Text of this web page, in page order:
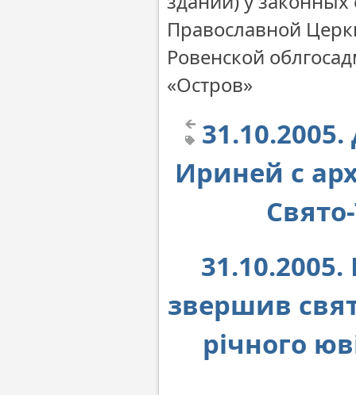
Православной
Ровенской
«Остров»
Ириней с
звершив
річного